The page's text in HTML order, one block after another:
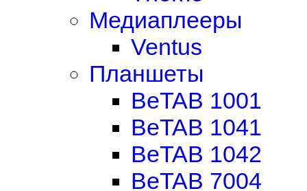
Медиаплееры
Ventus
Планшеты
BeTAB 1001
BeTAB 1041
BeTAB 1042
BeTAB 7004